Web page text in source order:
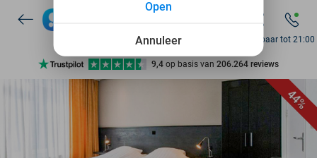
7 dagen per week beschikbaar
10+ miljoen leden
9,4 op basis van 206.264 reviews
10+ miljoen leden
Bereikbaar tot 21:00
44%
Annuleer
Open